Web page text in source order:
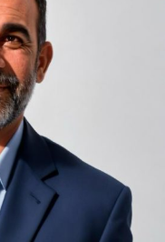
doar fură, la propriu,
în funcții de
atribuții.
a polițistului ce este
trebuie observat
de poliție”
la acordarea sau
sunt acele
Lege acestea nu
vreo dovadă a
nu pot fi făcuți
economice.
sau din coridorul
frecvente
recenziile online,
servicii și
pardoseala
simplu senzația
absorbția acestor